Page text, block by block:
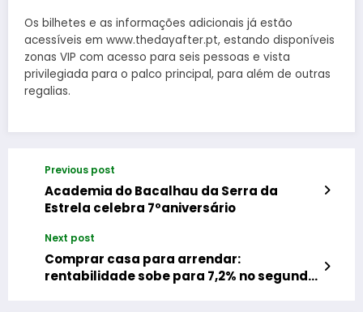
Os bilhetes e as informações adicionais já estão
acessíveis em www.thedayafter.pt, estando disponíveis
zonas VIP com acesso para seis pessoas e vista
privilegiada para o palco principal, para além de outras
regalias.
Previous post
Academia do Bacalhau da Serra da
Estrela celebra 7ºaniversário
Next post
Comprar casa para arrendar:
rentabilidade sobe para 7,2% no segundo